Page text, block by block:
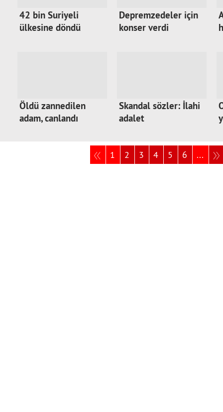
42 bin Suriyeli
ülkesine döndü
Depremzedeler için
konser verdi
Öldü zannedilen
adam, canlandı
Skandal sözler: İlahi
adalet
1 2 3 4 5 6 ...